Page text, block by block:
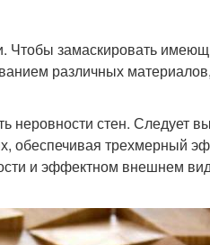
Чтобы замаскировать
различных
неровности стен. Следует
обеспечивая трехмерный
и эффектном внешнем